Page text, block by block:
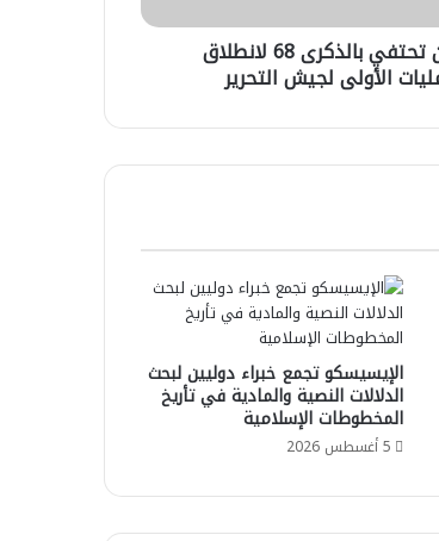
طانطان تحتفي بالذكرى 68 لانطلاق
الأولى لجيش التحرير
الإيسيسكو تجمع خبراء دوليين لبحث
الدلالات النصية والمادية في تأريخ
المخطوطات الإسلامية
5 أغسطس 2026